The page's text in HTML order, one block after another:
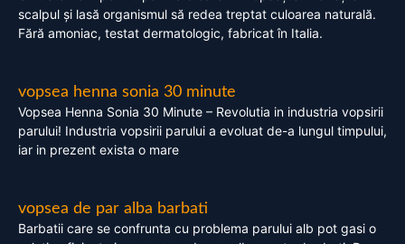
scalpul și lasă organismul să redea treptat culoarea naturală.
Fără amoniac, testat dermatologic, fabricat în Italia.
vopsea henna sonia 30 minute
Vopsea Henna Sonia 30 Minute – Revolutia in industria vopsirii
parului! Industria vopsirii parului a evoluat de-a lungul timpului,
iar in prezent exista o mare
vopsea de par alba barbati
Barbatii care se confrunta cu problema parului alb pot gasi o